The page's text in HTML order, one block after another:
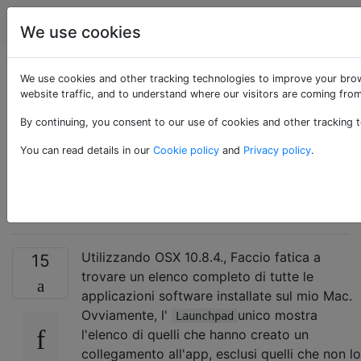
Apple
Come ottenere un
elenco completo di
tutte le applicazioni
15
Utilizzando OSX 10.8.4., Faccio fatica a
trovare un elenco completo di tutte le
applicazioni software installate sul mio Mac.
Ovviamente, l'
Launchpad unico mostra
l'elenco di quelli che hanno creato un
collegamento all'app, esclusi quelli che non lo
We use cookies
We use cookies and other tracking technologies to improve your
website traffic, and to understand where our visitors are coming
By continuing, you consent to our use of cookies and other
You can read details in our Cookie policy and Privacy policy.